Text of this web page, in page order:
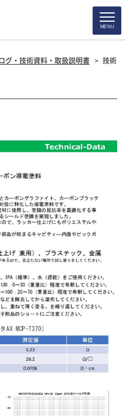
MENU
グ・技術資料・取扱説明書 > 技術